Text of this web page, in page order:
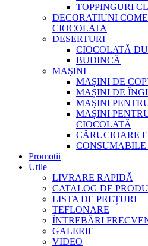
TOPPINGURI
DECORATIUNI
CIOCOLATA
DESERTURI
CIOCOLATĂ
BUDINCĂ
MAȘINI
MAȘINI DE
MAȘINI DE
MAȘINI
MAȘINI
CIOCOLATĂ
CĂRUCIOARE
Promotii
Utile
LIVRARE RAPIDĂ
CATALOG DE
LISTA DE PREȚURI
TEFLONARE
ÎNTREBĂRI
GALERIE
VIDEO